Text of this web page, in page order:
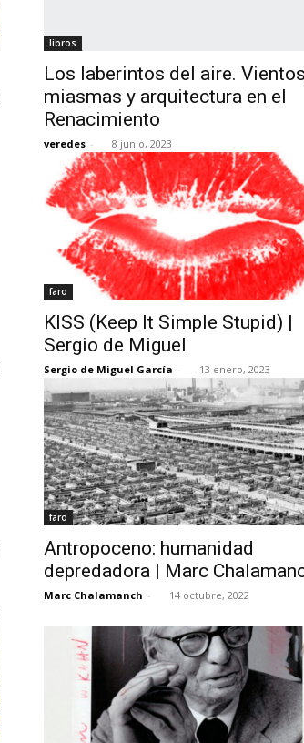
libros
Los laberintos del aire.
miasmas y arquitectura en el
Renacimiento
veredes - 8 junio, 2023
faro
KISS (Keep It Simple Stupid) |
Sergio de Miguel
Sergio de Miguel García - 13 enero, 2023
faro
Antropoceno: humanidad
depredadora | Marc
Marc Chalamanch - 14 octubre, 2022